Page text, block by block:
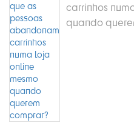
carrinhos
quando